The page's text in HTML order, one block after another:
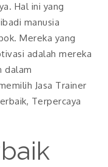
Hal ini yang
manusia
Mereka yang
adalah mereka
dalam
Jasa Trainer
Terpercaya